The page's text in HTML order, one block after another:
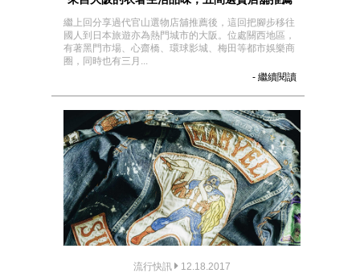
繼上回分享過代官山選物店舖推薦後，這回把腳步移往
國人到日本旅遊亦為熱門城市的大阪。位處關西地區，
有著黑門市場、心齋橋、環球影城、梅田等都市娛樂商
圈，同時也有三月...
- 繼續閱讀
流行快訊 12.18.2017